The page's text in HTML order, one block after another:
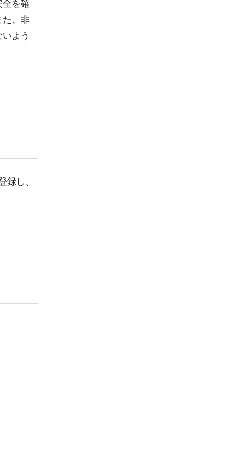
を確
た、非
よう
録し、